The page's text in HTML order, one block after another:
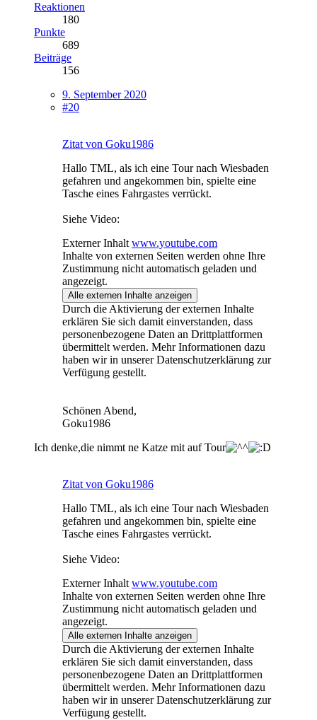
Reaktionen
180
Punkte
689
Beiträge
156
9. September 2020
#20
Zitat von Goku1986
Hallo TML, als ich eine Tour nach Wiesbaden
gefahren und angekommen bin, spielte eine
Tasche eines Fahrgastes verrückt.
Siehe Video:
Externer Inhalt www.youtube.com
Inhalte von externen Seiten werden ohne Ihre
Zustimmung nicht automatisch geladen und
angezeigt.
Alle externen Inhalte anzeigen
Durch die Aktivierung der externen Inhalte
erklären Sie sich damit einverstanden, dass
personenbezogene Daten an Drittplattformen
übermittelt werden. Mehr Informationen dazu
haben wir in unserer Datenschutzerklärung zur
Verfügung gestellt.
Schönen Abend,
Goku1986
Ich denke,die nimmt ne Katze mit auf Tour
Zitat von Goku1986
Hallo TML, als ich eine Tour nach Wiesbaden
gefahren und angekommen bin, spielte eine
Tasche eines Fahrgastes verrückt.
Siehe Video:
Externer Inhalt www.youtube.com
Inhalte von externen Seiten werden ohne Ihre
Zustimmung nicht automatisch geladen und
angezeigt.
Alle externen Inhalte anzeigen
Durch die Aktivierung der externen Inhalte
erklären Sie sich damit einverstanden, dass
personenbezogene Daten an Drittplattformen
übermittelt werden. Mehr Informationen dazu
haben wir in unserer Datenschutzerklärung zur
Verfügung gestellt.